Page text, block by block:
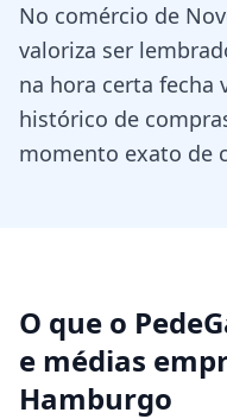
No comércio de
valoriza ser
na hora certa fecha
histórico de
momento exato de
O que o
e médias
Hamburgo